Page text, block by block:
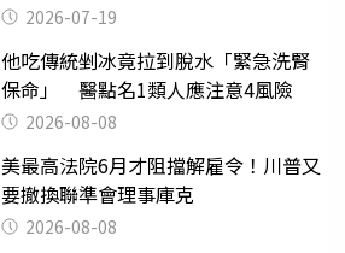
2026-07-19
他吃傳統剉冰竟拉到脫水「緊急洗腎
保命」 醫點名1類人應注意4風險
2026-08-08
美最高法院6月才阻擋解雇令！川普又
要撤換聯準會理事庫克
2026-08-08